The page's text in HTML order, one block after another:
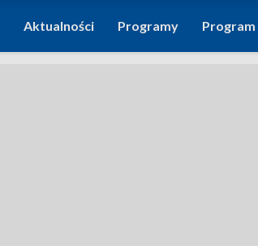
Aktualności Programy Program